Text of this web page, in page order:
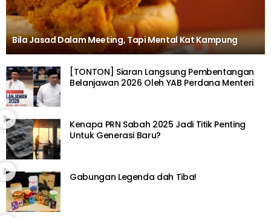
Bila Jasad Dalam Meeting, Tapi Mental Kat Kampung
[TONTON] Siaran Langsung Pembentangan
Belanjawan 2026 Oleh YAB Perdana Menteri
Kenapa PRN Sabah 2025 Jadi Titik Penting
Untuk Generasi Baru?
Gabungan Legenda dah Tiba!